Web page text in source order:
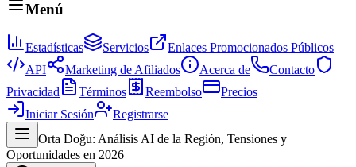
Menú
Estadísticas Servicios
Enlaces Promocionados Públicos
API
Marketing de Afiliados Acerca de
Contacto
Privacidad
Términos Reembolso
Precios
Iniciar Sesión
Registrarse
Orta Doğu: Análisis AI de la Región, Tensiones y
Oportunidades en 2026